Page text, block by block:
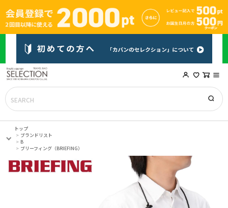
トップ
ブランドリスト
B
ブリーフィング（BRIEFING）